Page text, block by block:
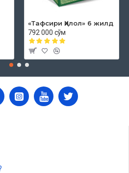
«Тафсири Ҳилол» 6 жилд
792 000 сўм